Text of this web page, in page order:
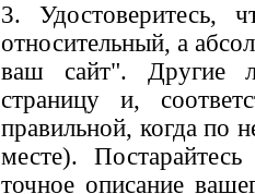
3. Удостоверитесь,
относительный, а
ваш сайт". Другие
страницу и,
правильной, когда по
месте).
точное описание